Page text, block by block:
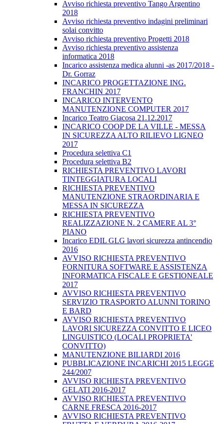
Avviso richiesta preventivo Tango Argentino
2018
Avviso richiesta preventivo indagini preliminari
solai convitto
Avviso richiesta preventivo Progetti 2018
Avviso richiesta preventivo assistenza
informatica 2018
Incarico assistenza medica alunni -as 2017/2018 -
Dr. Gorraz
INCARICO PROGETTAZIONE ING.
FRANCHIN 2017
INCARICO INTERVENTO
MANUTENZIONE COMPUTER 2017
Incarico Teatro Giacosa 21.12.2017
INCARICO COOP DE LA VILLE - MESSA
IN SICUREZZA ALTO RILIEVO LIGNEO
2017
Procedura selettiva C1
Procedura selettiva B2
RICHIESTA PREVENTIVO LAVORI
TINTEGGIATURA LOCALI
RICHIESTA PREVENTIVO
MANUTENZIONE STRAORDINARIA E
MESSA IN SICUREZZA
RICHIESTA PREVENTIVO
REALIZZAZIONE N. 2 CAMERE AL 3°
PIANO
Incarico EDIL GLG lavori sicurezza antincendio
2016
AVVISO RICHIESTA PREVENTIVO
FORNITURA SOFTWARE E ASSISTENZA
INFORMATICA FISCALE E GESTIONEALE
2017
AVVISO RICHIESTA PREVENTIVO
SERVIZIO TRASPORTO ALUNNI TORINO
E BARD
AVVISO RICHIESTA PREVENTIVO
LAVORI SICUREZZA CONVITTO E LICEO
LINGUISTICO (LOCALI PROPRIETA'
CONVITTO)
MANUTENZIONE BILIARDI 2016
PUBBLICAZIONE INCARICHI 2015 LEGGE
244/2007
AVVISO RICHIESTA PREVENTIVO
GELATI 2016-2017
AVVISO RICHIESTA PREVENTIVO
CARNE FRESCA 2016-2017
AVVISO RICHIESTA PREVENTIVO